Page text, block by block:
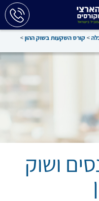
>קורס השקעות בשוק ההון>
ושוק